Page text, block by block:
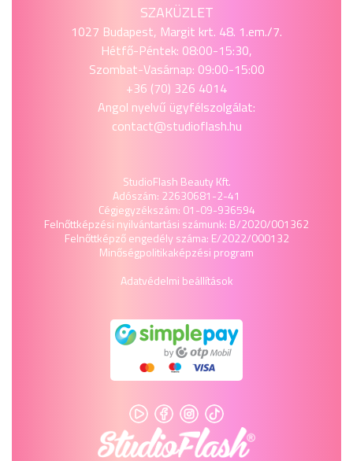
SZAKÜZLET
1027 Budapest, Margit krt. 48. 1.em./7.
Hétfő-Péntek: 08:00-15:30,
Szombat-Vasárnap: 09:00-15:00
+36 (70) 326 4014
Angol nyelvű ügyfélszolgálat:
contact@studioflash.hu
StudioFlash Beauty Kft.
Adószám: 22630681-2-41
Cégjegyzékszám: 01-09-936594
Felnőttképzési nyilvántartási számunk: B/2020/001362
Felnőttképző engedély száma: E/2022/000132
Minőségpolitikaképzési program
Adatvédelmi beállítások